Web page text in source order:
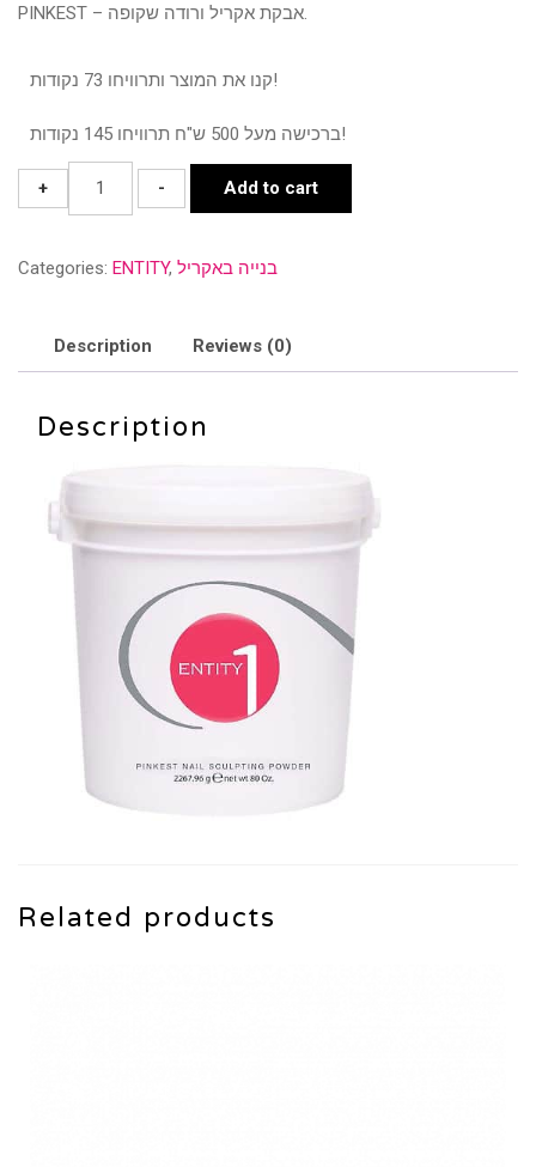
PINKEST – אבקת אקריל ורודה שקופה.
קנו את המוצר ותרוויחו 73 נקודות!
ברכישה מעל 500 ש"ח תרוויחו 145 נקודות!
+
אבקת
אקריל
ק"ג
ENTITY
quantity
- Add to cart
Categories: ENTITY, בנייה באקריל
Description Reviews (0)
Description
Related products